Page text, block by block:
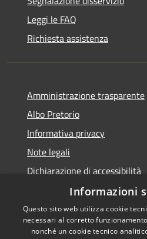
Leggi le FAQ
Richiesta assistenza
Amministrazione trasparente
Albo Pretorio
Informativa privacy
Note legali
Dichiarazione di accessibilità
Informazioni
Questo sito web utilizza cookie
necessari al corretto
nonché un cookie tecnico